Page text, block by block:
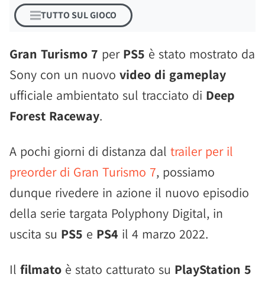
TUTTO SUL GIOCO
Gran Turismo 7 per PS5 è stato mostrato da
Sony con un nuovo video di gameplay
ufficiale ambientato sul tracciato di Deep
Forest Raceway.
A pochi giorni di distanza dal trailer per il
preorder di Gran Turismo 7, possiamo
dunque rivedere in azione il nuovo episodio
della serie targata Polyphony Digital, in
uscita su PS5 e PS4 il 4 marzo 2022.
Il filmato è stato catturato su PlayStation 5